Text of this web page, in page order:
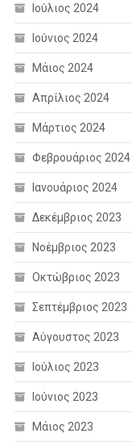
Ιούλιος 2024
Ιούνιος 2024
Μάιος 2024
Απρίλιος 2024
Μάρτιος 2024
Φεβρουάριος 2024
Ιανουάριος 2024
Δεκέμβριος 2023
Νοέμβριος 2023
Οκτώβριος 2023
Σεπτέμβριος 2023
Αύγουστος 2023
Ιούλιος 2023
Ιούνιος 2023
Μάιος 2023